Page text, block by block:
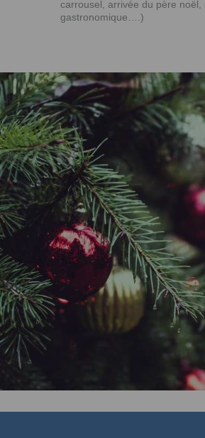
carrousel, arrivée du père noël,
gastronomique….)